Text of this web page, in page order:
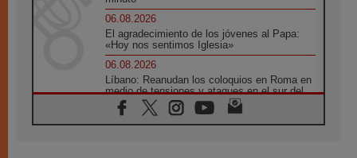
06.08.2026
El agradecimiento de los jóvenes al Papa:
«Hoy nos sentimos Iglesia»
06.08.2026
Líbano: Reanudan los coloquios en Roma en
medio de tensiones y ataques en el sur del
país
06.08.2026